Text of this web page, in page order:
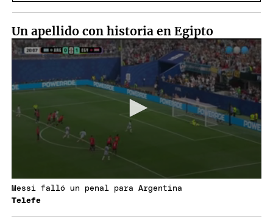
Un apellido con historia en Egipto
Messi falló un penal para Argentina
Telefe